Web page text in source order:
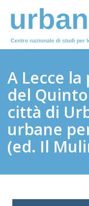
A Lecce
del
città di
urbane
(ed. Il